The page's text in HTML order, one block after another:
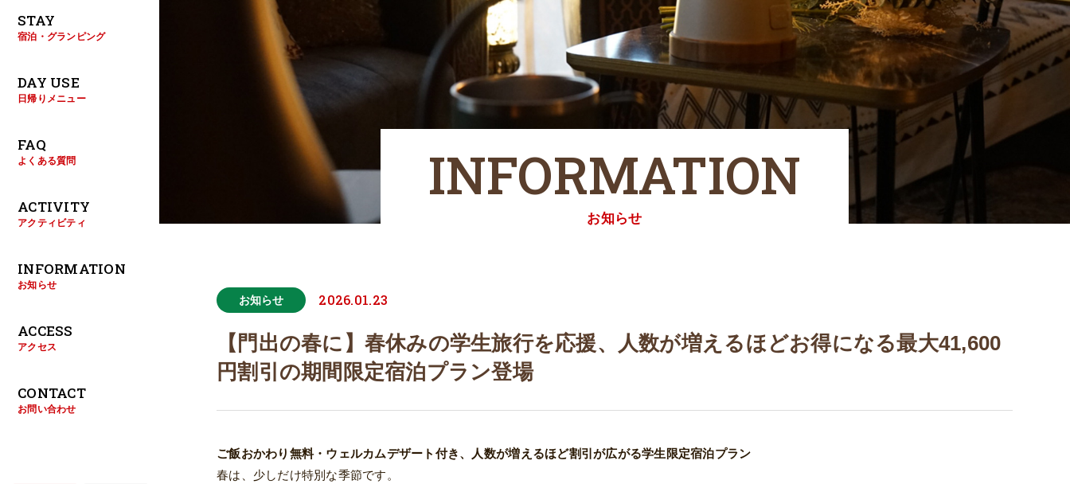
STAY
宿泊・グランピング
DAY USE
日帰りメニュー
FAQ
よくある質問
ACTIVITY
アクティビティ
INFORMATION
お知らせ
ACCESS
アクセス
CONTACT
お問い合わせ
INFORMATION
お知らせ
お知らせ 2026.01.23
【門出の春に】春休みの学生旅行を応援、人数が増えるほどお得になる最大41,600
円割引の期間限定宿泊プラン登場
ご飯おかわり無料・ウェルカムデザート付き、人数が増えるほど割引が広がる学生限定宿泊プラン
春は、少しだけ特別な季節です。